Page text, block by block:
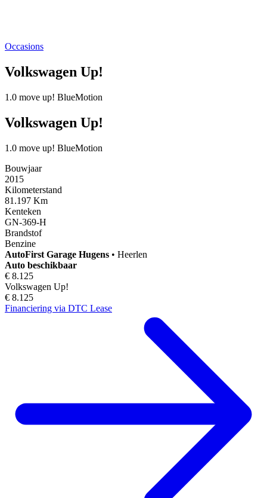
Occasions
Volkswagen Up!
1.0 move up! BlueMotion
Volkswagen Up!
1.0 move up! BlueMotion
Bouwjaar
2015
Kilometerstand
81.197 Km
Kenteken
GN-369-H
Brandstof
Benzine
AutoFirst Garage Hugens • Heerlen
Auto beschikbaar
€ 8.125
Volkswagen Up!
€ 8.125
Financiering via DTC Lease